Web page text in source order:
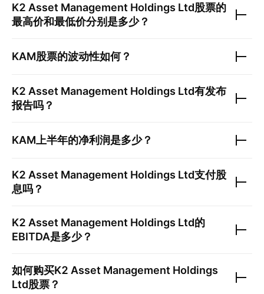
K2 Asset Management Holdings Ltd股票的
最高价和最低价分别是多少？
KAM股票的波动性如何？
K2 Asset Management Holdings Ltd有发布
报告吗？
KAM 上半年的净利润是多少？
K2 Asset Management Holdings Ltd支付股
息吗？
K2 Asset Management Holdings Ltd的
EBITDA是多少？
如何购买K2 Asset Management Holdings
Ltd股票？